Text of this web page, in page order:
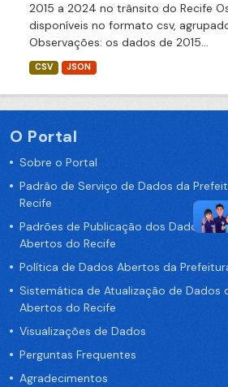
2015 a 2024 no trânsito do Recife
disponíveis no formato csv,
Observações: os dados de 2015...
CSV JSON
O Portal
Sobre o Portal
Padrão de Serviço de Dados da
Recife
Padrões de Publicação dos Dados no
Abertos do Recife
Política de Dados Abertos da
Sistemática de Atualização de Dados
Abertos do Recife
Visualizações de Dados
Perguntas Frequentes
Agradecimentos